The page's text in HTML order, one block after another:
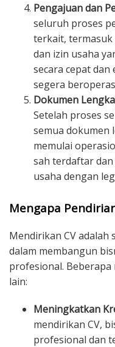
Pengajuan dan
seluruh proses
terkait, termasuk
dan izin usaha
secara cepat dan
segera
Dokumen
Setelah proses
semua dokumen
memulai
sah terdaftar
usaha dengan
Mengapa
Mendirikan CV
dalam membangun
profesional.
lain:
Meningkatkan
mendirikan CV,
profesional dan